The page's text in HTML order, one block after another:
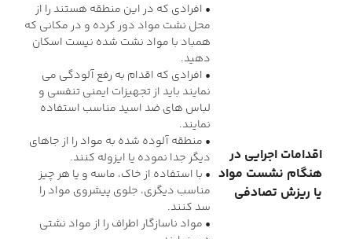
اقدامات اجرایی در
هنگام نشست مواد
یا ریزش تصادفی
• افرادی که در این منطقه هستند را از
محل نشت مواد دور کرده و در مکانی که
همباد با مواد نشت شده نیست اسکان
دهید.
• افرادی که اقدام به رفع آلودگی می
نمایند باید از تجهیزات ایمنی تنفسی و
لباس های ضد اسید مناسب استفاده
نمایند.
• منطقه آلوده شده به مواد را از جاهای
دیگر جدا نموده یا ایزوله کنند.
• با استفاده از خاک، ماسه و یا هر چیز
مناسب دیگری، جلوی پیشروی مواد را
سد کنند.
• مواد ناسازگار اطراف را از مواد نشتی